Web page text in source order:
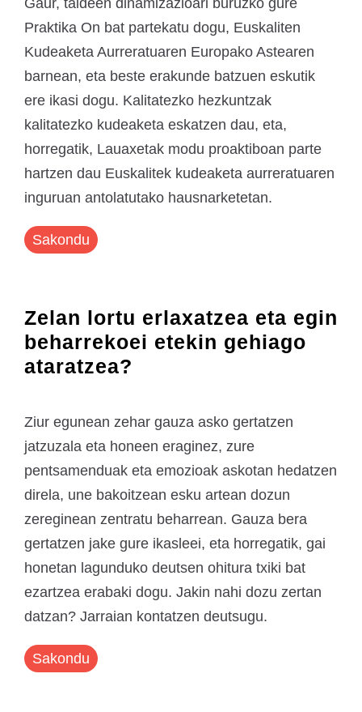
Gaur, taldeen dinamizazioari buruzko gure
Praktika On bat partekatu dogu, Euskaliten
Kudeaketa Aurreratuaren Europako Astearen
barnean, eta beste erakunde batzuen eskutik
ere ikasi dogu. Kalitatezko hezkuntzak
kalitatezko kudeaketa eskatzen dau, eta,
horregatik, Lauaxetak modu proaktiboan parte
hartzen dau Euskalitek kudeaketa aurreratuaren
inguruan antolatutako hausnarketetan.
Sakondu
Zelan lortu erlaxatzea eta egin
beharrekoei etekin gehiago
ataratzea?
Ziur egunean zehar gauza asko gertatzen
jatzuzala eta honeen eraginez, zure
pentsamenduak eta emozioak askotan hedatzen
direla, une bakoitzean esku artean dozun
zereginean zentratu beharrean. Gauza bera
gertatzen jake gure ikasleei, eta horregatik, gai
honetan lagunduko deutsen ohitura txiki bat
ezartzea erabaki dogu. Jakin nahi dozu zertan
datzan? Jarraian kontatzen deutsugu.
Sakondu